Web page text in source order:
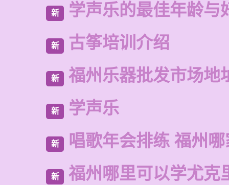
新 学声乐的最佳年龄与
新 古筝培训介绍
新 福州乐器批发市场地
新 学声乐
新 唱歌年会排练 福州
新 福州哪里可以学尤克